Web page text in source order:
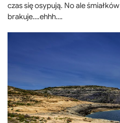
czas się osypują. No ale
brakuje….ehhh….